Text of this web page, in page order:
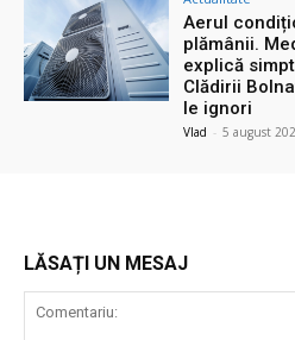
Aerul
plămânii.
explică
Clădirii
le ignori
Vlad - 5 august
LĂSAȚI UN MESAJ